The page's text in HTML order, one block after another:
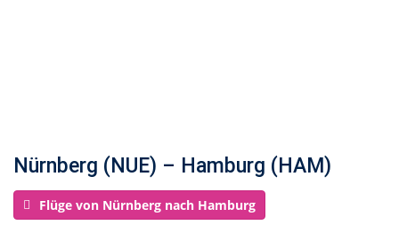
Nürnberg (NUE) – Hamburg (HAM)
Flüge von Nürnberg nach Hamburg